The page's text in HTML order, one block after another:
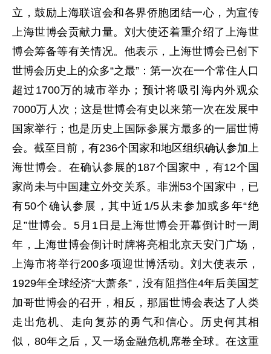
立，鼓励上海联谊会和各界侨胞团结一心，为宣传
上海世博会贡献力量。刘大使还着重介绍了上海世
博会筹备等有关情况。他表示，上海世博会已创下
世博会历史上的众多“之最”：第一次在一个常住人口
超过1700万的城市举办；预计将吸引海内外观众
7000万人次；这是世博会有史以来第一次在发展中
国家举行；也是历史上国际参展方最多的一届世博
会。截至目前，有236个国家和地区组织确认参加上
海世博会。在确认参展的187个国家中，有12个国
家尚未与中国建立外交关系。非洲53个国家中，已
有50个确认参展，其中近1/5从未参加或多年“绝
足”世博会。5月1日是上海世博会开幕倒计时一周
年，上海世博会倒计时牌将亮相北京天安门广场，
上海市将举行200多项迎世博活动。刘大使表示，
1929年全球经济“大萧条”，没有阻挡住4年后美国芝
加哥世博会的召开，相反，那届世博会表达了人类
走出危机、走向复苏的勇气和信心。历史何其相
似，80年之后，又一场金融危机席卷全球。在这重